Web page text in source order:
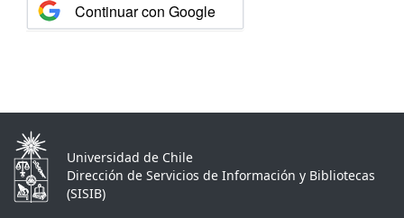
Continuar con Google
Universidad de Chile
Dirección de Servicios de Información y Bibliotecas
(SISIB)